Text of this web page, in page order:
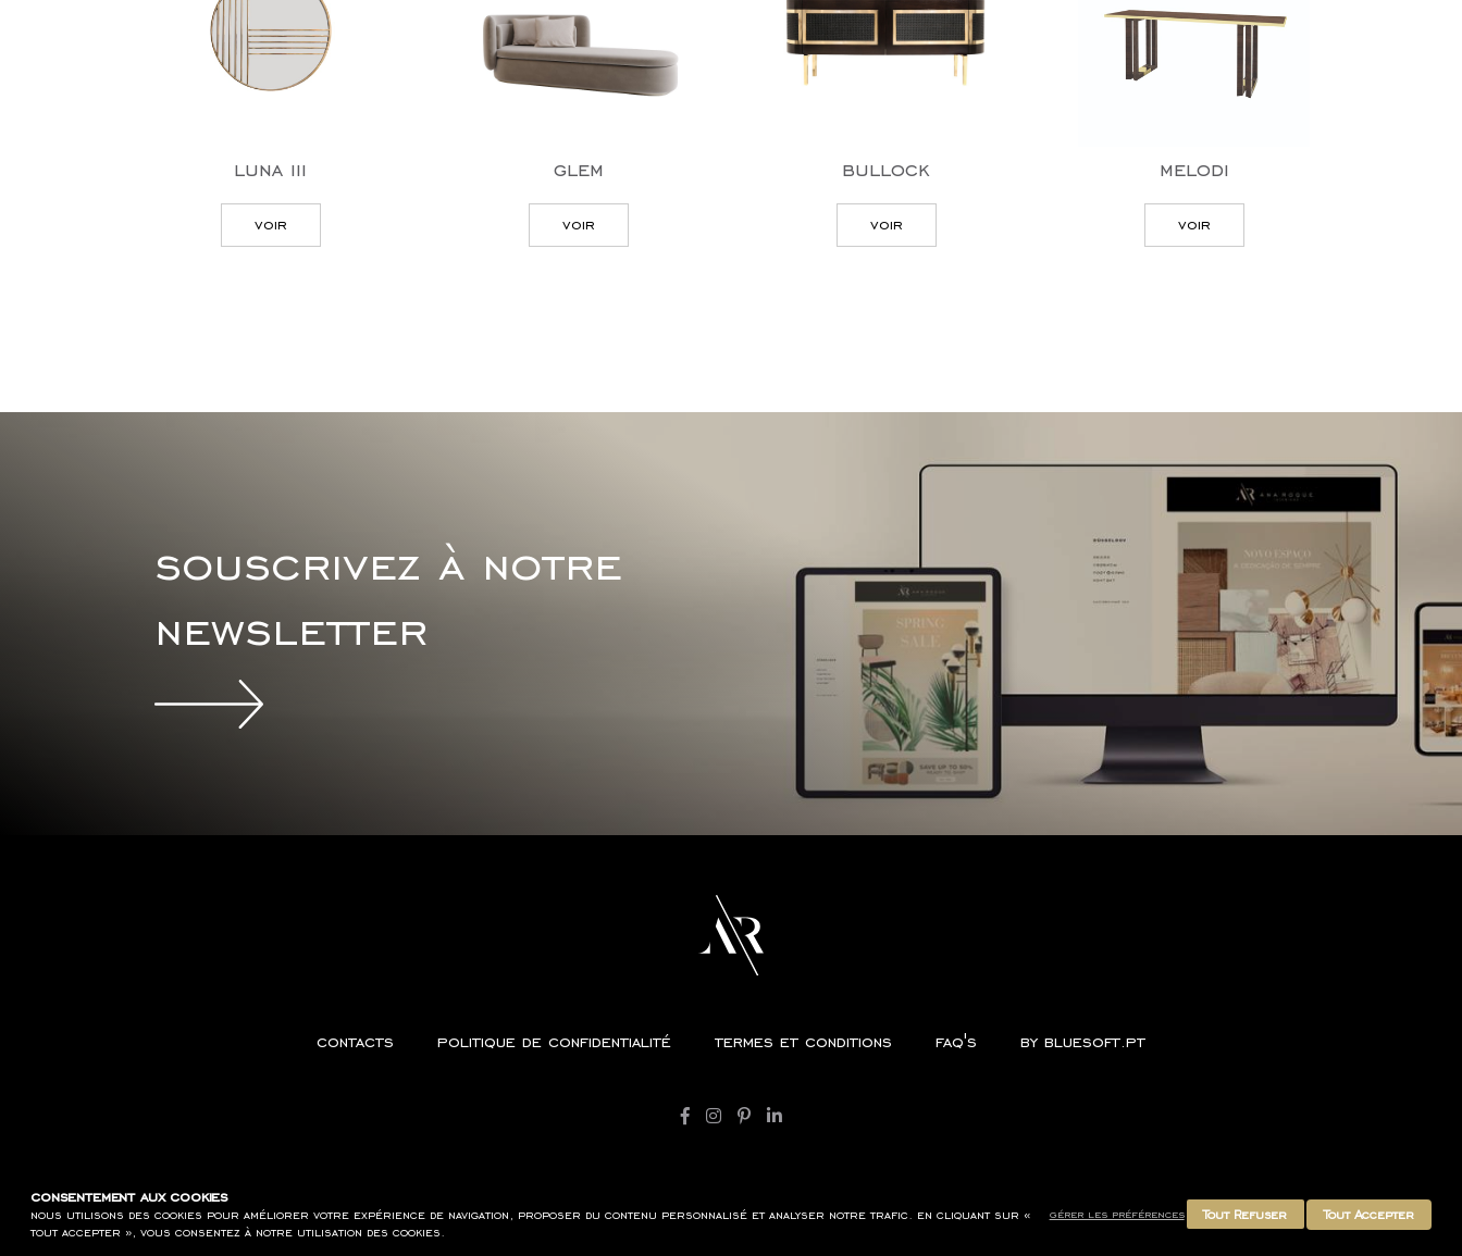
luna iii
voir
glem
voir
bullock
voir
melodi
voir
souscrivez à notre
newsletter
contacts politique de confidentialité termes et conditions faq's by bluesoft.pt
consentement aux cookies
nous utilisons des cookies pour améliorer votre expérience de navigation, proposer du contenu personnalisé et analyser notre trafic. en cliquant sur «
tout accepter », vous consentez à notre utilisation des cookies.
gérer les préférences Tout Refuser Tout Accepter